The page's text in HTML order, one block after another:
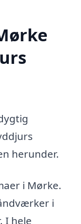
herunder.
i Mørke.
i
I hele